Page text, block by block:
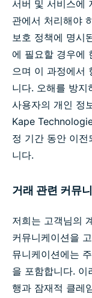
서버 및 서비스에
관에서 처리해야
보호 정책에 명시
에 필요할 경우에
으며 이 과정에서
니다. 오해를 방
사용자의 개인 정
Kape
정 기간 동안 이
니다.
거래 관련 커뮤
저희는 고객님의
커뮤니케이션을
뮤니케이션에는
을 포함합니다. 이
행과 잠재적 클레